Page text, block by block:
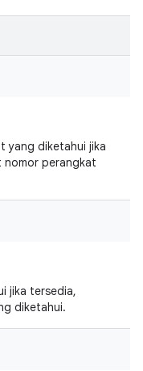
yang diketahui jika
nomor perangkat
jika tersedia,
diketahui.